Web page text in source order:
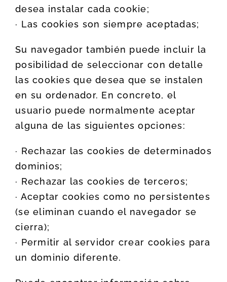
desea instalar cada cookie;
· Las cookies son siempre aceptadas;
Su navegador también puede incluir la
posibilidad de seleccionar con detalle
las cookies que desea que se instalen
en su ordenador. En concreto, el
usuario puede normalmente aceptar
alguna de las siguientes opciones:
· Rechazar las cookies de determinados
dominios;
· Rechazar las cookies de terceros;
· Aceptar cookies como no persistentes
(se eliminan cuando el navegador se
cierra);
· Permitir al servidor crear cookies para
un dominio diferente.